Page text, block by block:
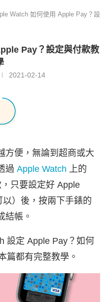
Watch 如何使用 Apple Pay？設
Pay？設定與付款教
2021-02-14
方便，無論到超商或大
過 Apple Watch 上的
，只要設定好 Apple
）後，按兩下手錶的
結帳。
設定 Apple Pay？如何
篇都有完整教學。